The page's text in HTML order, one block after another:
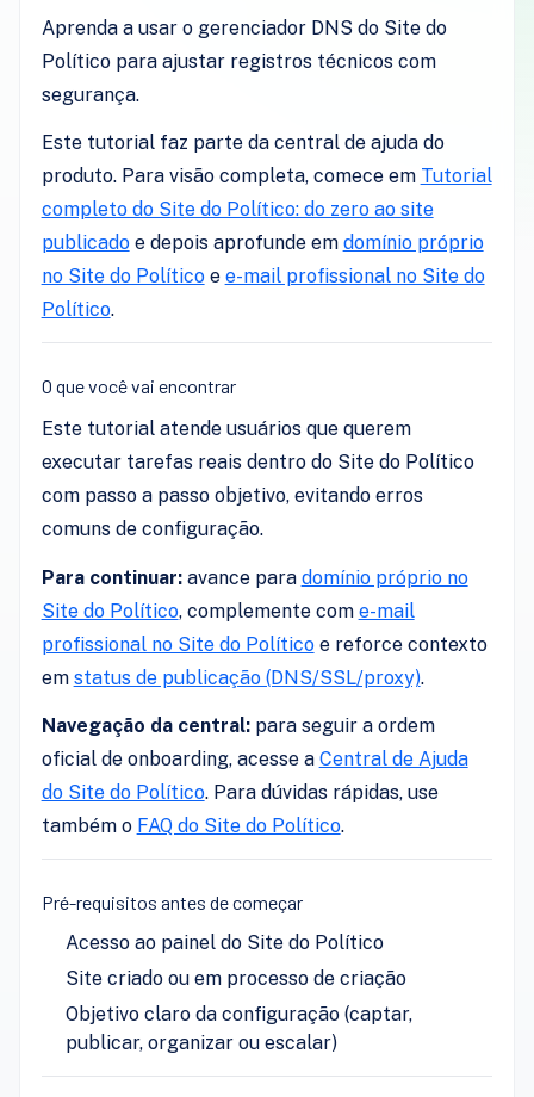
Aprenda a usar o gerenciador DNS do Site do
Político para ajustar registros técnicos com
segurança.
Este tutorial faz parte da central de ajuda do
produto. Para visão completa, comece em Tutorial
completo do Site do Político: do zero ao site
publicadoe depois aprofunde em domínio próprio
no Site do Políticoe e-mail profissional no Site do
Político.
O que você vai encontrar
Este tutorial atende usuários que querem
executar tarefas reais dentro do Site do Político
com passo a passo objetivo, evitando erros
comuns de configuração.
Para continuar:avance para domínio próprio no
Site do Político, complemente com e-mail
profissional no Site do Políticoe reforce contexto
em status de publicação (DNS/SSL/proxy).
Navegação da central:para seguir a ordem
oficial de onboarding, acesse a Central de Ajuda
do Site do Político. Para dúvidas rápidas, use
também o FAQ do Site do Político.
Pré-requisitos antes de começar
Acesso ao painel do Site do Político
Site criado ou em processo de criação
Objetivo claro da configuração (captar,
publicar, organizar ou escalar)